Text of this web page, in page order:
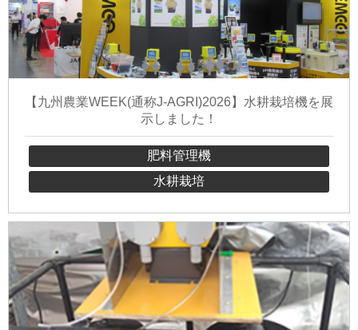
【九州農業WEEK(通称J-AGRI)2026】水耕栽培機を展
示しました！
肥料管理機
水耕栽培